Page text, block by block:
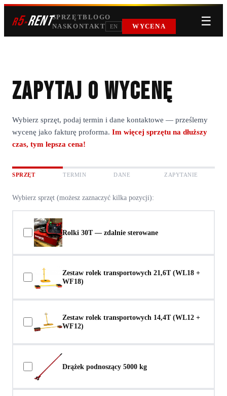
r5»RENTSPRZĘTBLOGO
NASKONTAKT EN WYCENA ☰
Zapytaj o wycenę
Wybierz sprzęt, podaj termin i dane kontaktowe — prześlemy
wycenę jako fakturę proforma. Im więcej sprzętu na dłuższy
czas, tym lepsza cena!
SPRZĘT TERMIN DANE ZAPYTANIE
Wybierz sprzęt (możesz zaznaczyć kilka pozycji):
Rolki 30T — zdalnie sterowane
Zestaw rolek transportowych 21,6T (WL18 +
WF18)
Zestaw rolek transportowych 14,4T (WL12 +
WF12)
Drążek podnoszący 5000 kg